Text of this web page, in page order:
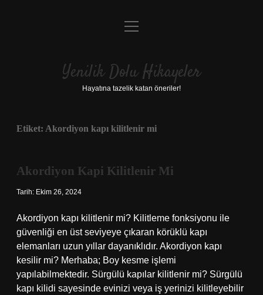
Anasayfa
Yasal Uyarı
menüyü
Yenilik Dolu Hikayeler
Hayatına tazelik katan öneriler!
Etiket: Akordiyon kapı kilitlenir mi
Akordiyon Kapi Kilitlenir Mi
Tarih: Ekim 26, 2024
Akordiyon kapı kilitlenir mi? Kilitleme fonksiyonu ile
güvenliği en üst seviyeye çıkaran körüklü kapı
elemanları uzun yıllar dayanıklıdır. Akordiyon kapı
kesilir mi? Merhaba; Boy kesme işlemi
yapılabilmektedir. Sürgülü kapılar kilitlenir mi? Sürgülü
kapı kilidi sayesinde evinizi veya iş yerinizi kilitleyebilir